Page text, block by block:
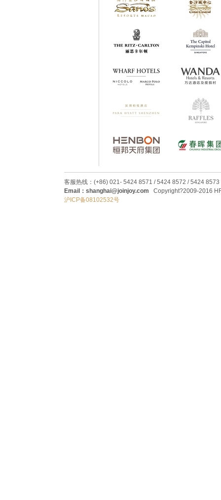
客服热线：(+86) 021- 5424 8571 / 5424 8572 / 5424 8573
Email：shanghai@joinjoy.com Copyright?2009-2016
沪ICP备08102532号